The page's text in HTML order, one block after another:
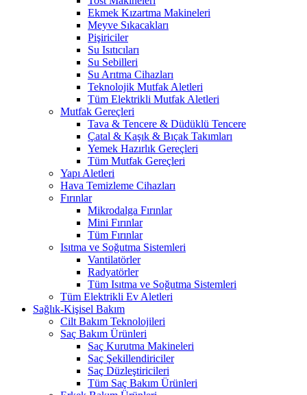
Ekmek Kızartma Makineleri
Meyve Sıkacakları
Pişiriciler
Su Isıtıcıları
Su Sebilleri
Su Arıtma Cihazları
Teknolojik Mutfak Aletleri
Tüm Elektrikli Mutfak Aletleri
Mutfak Gereçleri
Tava & Tencere & Düdüklü Tencere
Çatal & Kaşık & Bıçak Takımları
Yemek Hazırlık Gereçleri
Tüm Mutfak Gereçleri
Yapı Aletleri
Hava Temizleme Cihazları
Fırınlar
Mikrodalga Fırınlar
Mini Fırınlar
Tüm Fırınlar
Isıtma ve Soğutma Sistemleri
Vantilatörler
Radyatörler
Tüm Isıtma ve Soğutma Sistemleri
Tüm Elektrikli Ev Aletleri
Sağlık-Kişisel Bakım
Cilt Bakım Teknolojileri
Saç Bakım Ürünleri
Saç Kurutma Makineleri
Saç Şekillendiriciler
Saç Düzleştiricileri
Tüm Saç Bakım Ürünleri